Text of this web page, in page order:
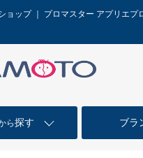
ョップ ｜ プロマスター アプリエプ
ら探す ブラ